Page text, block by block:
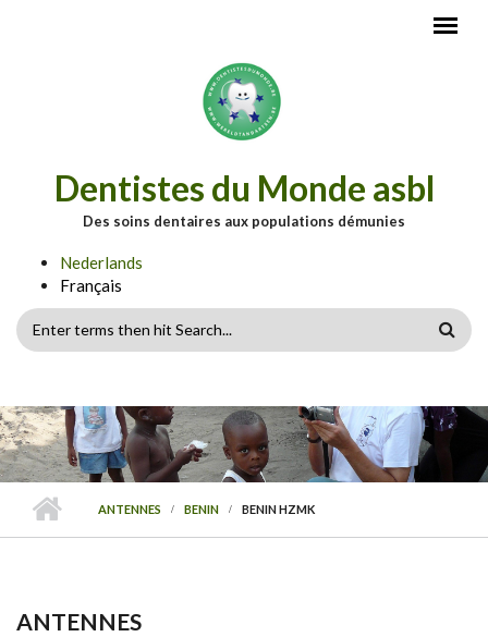
Dentistes du Monde asbl
Des soins dentaires aux populations démunies
Nederlands
Français
FORMULAIRE
RECHERCHE
ANTENNES BENIN BENIN HZMK
ANTENNES